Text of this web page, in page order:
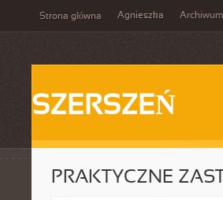
Strona główna Agnieszka Archiwum
SZERSZEŃ
PRAKTYCZNE